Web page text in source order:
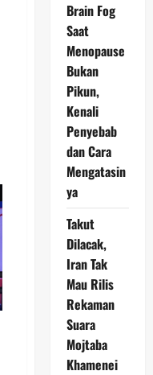
Brain Fog
Saat
Menopause
Bukan
Pikun,
Kenali
Penyebab
dan Cara
Mengatasin
ya
Takut
Dilacak,
Iran Tak
Mau Rilis
Rekaman
Suara
Mojtaba
Khamenei